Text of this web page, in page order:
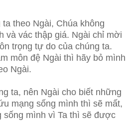
theo Ngài, Chúa không
và vác thập giá. Ngài chỉ mời
trọng tự do của chúng ta.
môn đệ Ngài thì hãy bỏ mình
Ngài.
ta, nên Ngài cho biết những
mạng sống mình thì sẽ mất,
sống mình vì Ta thì sẽ được